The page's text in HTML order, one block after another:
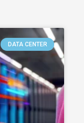
DATA CENTER